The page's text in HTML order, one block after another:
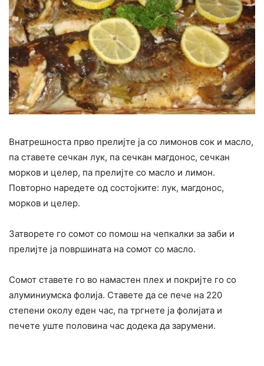
Внатрешноста прво прелијте ја со лимонов сок и масло,
па ставете сечкан лук, па сечкан магдонос, сечкан
морков и целер, па прелијте со масло и лимон.
Повторно наредете од состојките: лук, магдонос,
морков и целер.
Затворете го сомот со помош на чепкалки за заби и
прелијте ја површината на сомот со масло.
Сомот ставете го во намастен плех и покријте го со
алуминиумска фолија. Ставете да се пече на 220
степени околу еден час, па тргнете ја фолијата и
печете уште половина час додека да зарумени.